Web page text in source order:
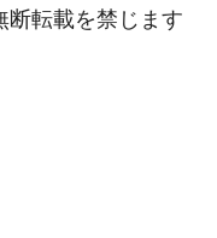
断転載を禁じます